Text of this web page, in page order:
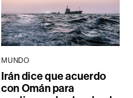
MUNDO
Irán dice que acuerdo
con Omán para